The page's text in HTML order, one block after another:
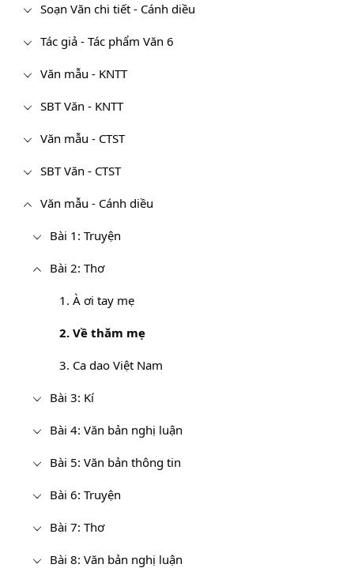
Soạn Văn chi tiết - Cánh diều
Tác giả - Tác phẩm Văn 6
Văn mẫu - KNTT
SBT Văn - KNTT
Văn mẫu - CTST
SBT Văn - CTST
Văn mẫu - Cánh diều
Bài 1: Truyện
Bài 2: Thơ
1. À ơi tay mẹ
2. Về thăm mẹ
3. Ca dao Việt Nam
Bài 3: Kí
Bài 4: Văn bản nghị luận
Bài 5: Văn bản thông tin
Bài 6: Truyện
Bài 7: Thơ
Bài 8: Văn bản nghị luận